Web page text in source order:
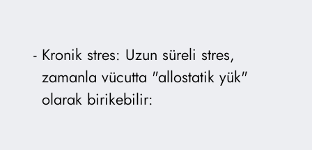
Kronik stres: Uzun süreli stres,
zamanla vücutta "allostatik yük"
olarak birikebilir: